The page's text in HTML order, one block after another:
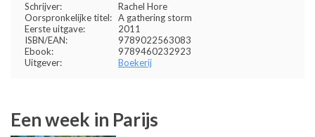
Schrijver:
Rachel Hore
Oorspronkelijke titel: A gathering storm
Eerste uitgave:
2011
ISBN/EAN:
9789022563083
Ebook:
9789460232923
Uitgever:
Boekerij
Een week in Parijs